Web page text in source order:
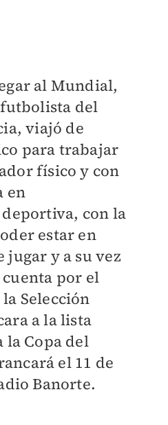
al Mundial,
del
viajó de
para trabajar
físico y con
en
con la
estar en
jugar y a su vez
por el
Selección
a la lista
Copa del
el 11 de
Banorte.